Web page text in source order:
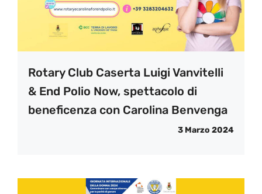
Rotary Club Caserta Luigi Vanvitelli
& End Polio Now, spettacolo di
beneficenza con Carolina Benvenga
3 Marzo 2024